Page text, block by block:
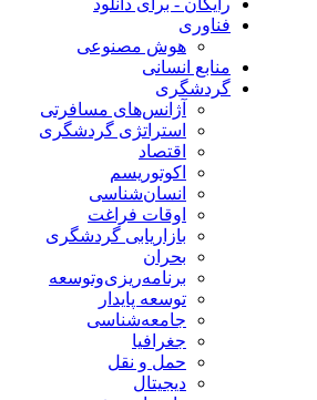
رایگان - برای دانلود
فناوری
هوش مصنوعی
منابع انسانی
گردشگری
آژانس‌های مسافرتی
استراتژی گردشگری
اقتصاد
اکوتوریسم
انسان‌شناسی
اوقات فراغت
بازاریابی گردشگری
بحران
برنامه‌ریزی‌وتوسعه
توسعه پایدار
جامعه‌شناسی
جغرافیا
حمل و نقل
دیجیتال